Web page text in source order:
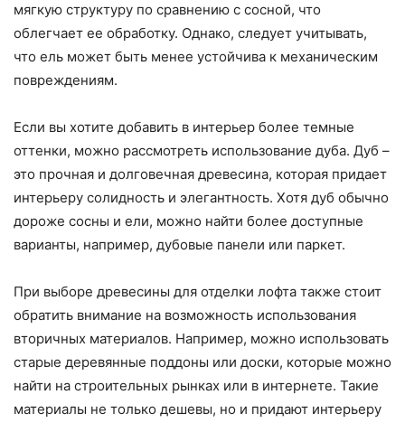
мягкую структуру по сравнению с сосной, что
облегчает ее обработку. Однако, следует учитывать,
что ель может быть менее устойчива к механическим
повреждениям.
Если вы хотите добавить в интерьер более темные
оттенки, можно рассмотреть использование дуба. Дуб –
это прочная и долговечная древесина, которая придает
интерьеру солидность и элегантность. Хотя дуб обычно
дороже сосны и ели, можно найти более доступные
варианты, например, дубовые панели или паркет.
При выборе древесины для отделки лофта также стоит
обратить внимание на возможность использования
вторичных материалов. Например, можно использовать
старые деревянные поддоны или доски, которые можно
найти на строительных рынках или в интернете. Такие
материалы не только дешевы, но и придают интерьеру